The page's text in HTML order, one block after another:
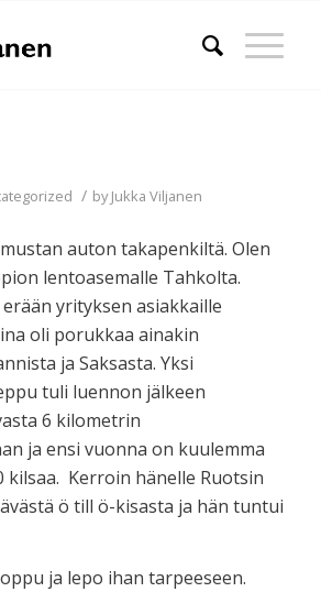
/ byJukka Viljanen
auton takapenkiltä. Olen
lentoasemalle Tahkolta.
yrityksen asiakkaille
oli porukkaa ainakin
ja Saksasta. Yksi
tuli luennon jälkeen
6 kilometrin
ja ensi vuonna on kuulemma
kilsaa. Kerroin hänelle Ruotsin
ö till ö-kisasta ja hän tuntui
ja lepo ihan tarpeeseen.